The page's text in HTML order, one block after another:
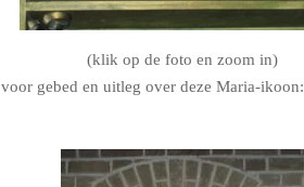
(klik op de foto en zoom in)
voor gebed en uitleg over deze Maria-ikoon: